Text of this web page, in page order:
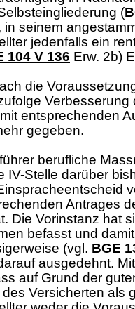
(
seinem
jedenfalls ein
104 V 136 Erw. 2b)
die
Verbesserung
entsprechenden
gegeben.
berufliche
IV-Stelle darüber
Antrages
Die Vorinstanz hat
befasst und
(vgl. BGE
ausgedehnt.
auf Grund der
Versicherten als